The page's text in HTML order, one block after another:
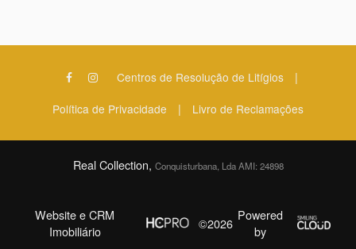
Centros de Resolução de Litígios |
Política de Privacidade | Livro de Reclamações
Real Collection, Conquisturbana, Lda AMI: 24898
Website e CRM
Imobiliário
©2026 Powered
by